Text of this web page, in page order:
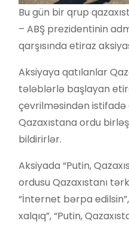
Bu gün bir qrup
– ABŞ prezidentinin
qarşısında etiraz
Aksiyaya qatılanlar
tələblərlə başlayan
çevrilməsindən istifadə
Qazaxıstana ordu
bildirirlər.
Aksiyada “Putin,
ordusu Qazaxıstanı
“İnternet bərpa
xalqıq”, “Putin,